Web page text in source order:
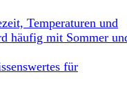
Temperaturen und
häufig mit Sommer